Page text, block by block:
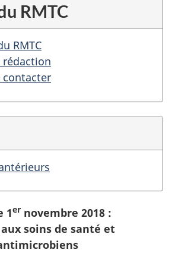
RMTC
RMTC
rédaction
contacter
1er novembre 2018 :
soins de santé et